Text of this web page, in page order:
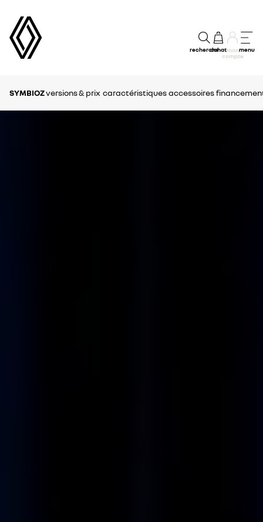
rechercheachatmon
compte
menu
SYMBIOZversions & prix caractéristiquesaccessoires